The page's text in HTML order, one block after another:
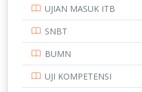
STIP
UNIVERSITAS AIRLANGGA
UJIAN MASUK ITB
SNBT
BUMN
UJI KOMPETENSI